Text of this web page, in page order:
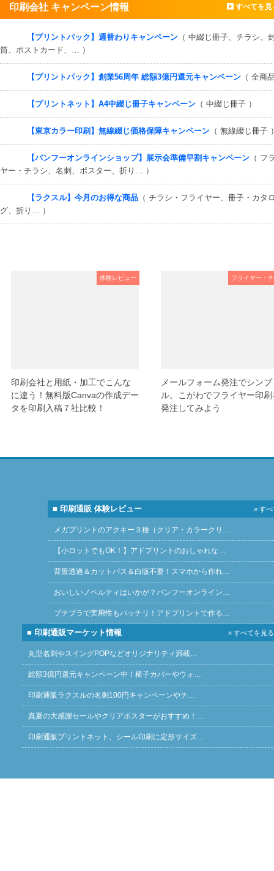
印刷会社 キャンペーン情報 すべてを見
【プリントパック】週替わりキャンペーン （ 中綴じ冊子、チラシ、
筒、ポストカード、… ）
【プリントパック】創業56周年 総額3億円還元キャンペーン （ 全商
【プリントネット】A4中綴じ冊子キャンペーン （ 中綴じ冊子 ）
【東京カラー印刷】無線綴じ価格保障キャンペーン （ 無線綴じ冊子
【バンフーオンラインショップ】展示会準備早割キャンペーン （ フ
ヤー・チラシ、名刺、ポスター、折り… ）
【ラクスル】今月のお得な商品 （ チラシ・フライヤー、冊子・カタ
グ、折り… ）
体験レビュー
印刷会社と用紙・加工でこんな
に違う！無料版Canvaの作成デー
タを印刷入稿７社比較！
フライヤー・
メールフォーム発注でシンプ
ル。こがわでフライヤー印刷
発注してみよう
■ 印刷通販 体験レビュー » す
メガプリントのアクキー３種（クリア・カラークリ…
【小ロットでもOK！】アドプリントのおしゃれな…
背景透過＆カットパス＆白版不要！スマホから作れ…
おいしいノベルティはいかが？バンフーオンライン…
プチプラで実用性もバッチリ！アドプリントで作る…
■ 印刷通販マーケット情報 » すべてを見る
丸型名刺やスイングPOPなどオリジナリティ満載…
総額3億円還元キャンペーン中！椅子カバーやウォ…
印刷通販ラクスルの名刺100円キャンペーンやチ…
真夏の大感謝セールやクリアポスターがおすすめ！…
印刷通販プリントネット、シール印刷に定形サイズ…